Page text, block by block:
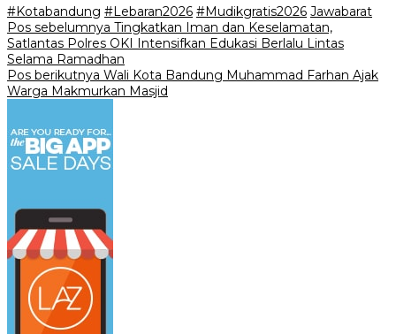
#Kotabandung #Lebaran2026 #Mudikgratis2026 Jawabarat
Navigasi
pos
Pos sebelumnya Tingkatkan Iman dan Keselamatan,
Satlantas Polres OKI Intensifkan Edukasi Berlalu Lintas
Selama Ramadhan
Pos berikutnya Wali Kota Bandung Muhammad Farhan Ajak
Warga Makmurkan Masjid